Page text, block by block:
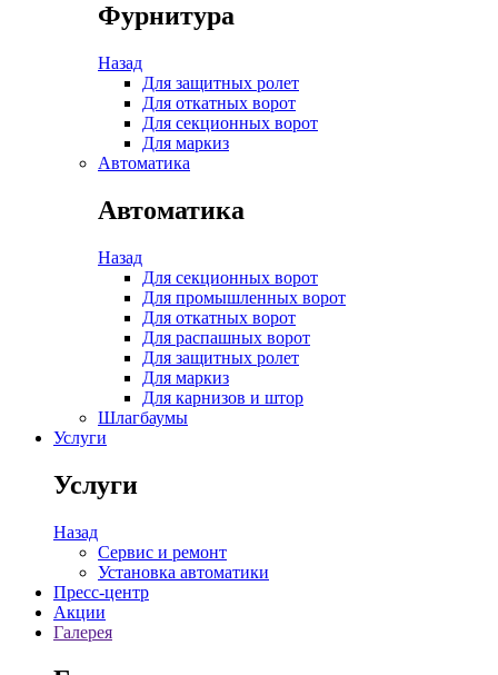
Фурнитура
Назад
Для защитных ролет
Для откатных ворот
Для секционных ворот
Для маркиз
Автоматика
Автоматика
Назад
Для секционных ворот
Для промышленных ворот
Для откатных ворот
Для распашных ворот
Для защитных ролет
Для маркиз
Для карнизов и штор
Шлагбаумы
Услуги
Услуги
Назад
Сервис и ремонт
Установка автоматики
Пресс-центр
Акции
Галерея